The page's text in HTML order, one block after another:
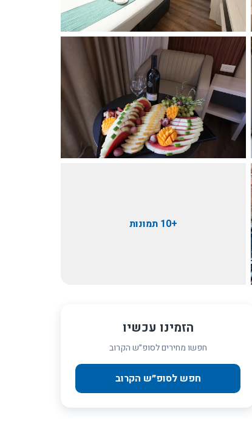
+10 תמונות
הזמינו עכשיו
חפשו מחירים לסופ״ש הקרוב
חפש לסופ״ש הקרוב